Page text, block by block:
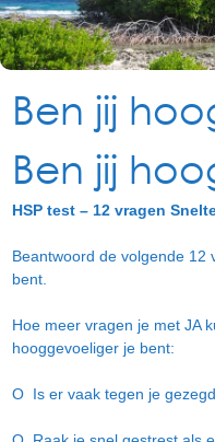
Ben jij
Ben jij
HSP test – 12 vragen
Beantwoord de volgende 12
bent.
Hoe meer vragen je met JA
hooggevoeliger je bent:
O Is er vaak tegen je